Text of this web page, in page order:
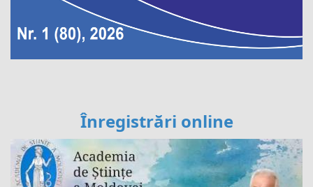
Înregistrări online